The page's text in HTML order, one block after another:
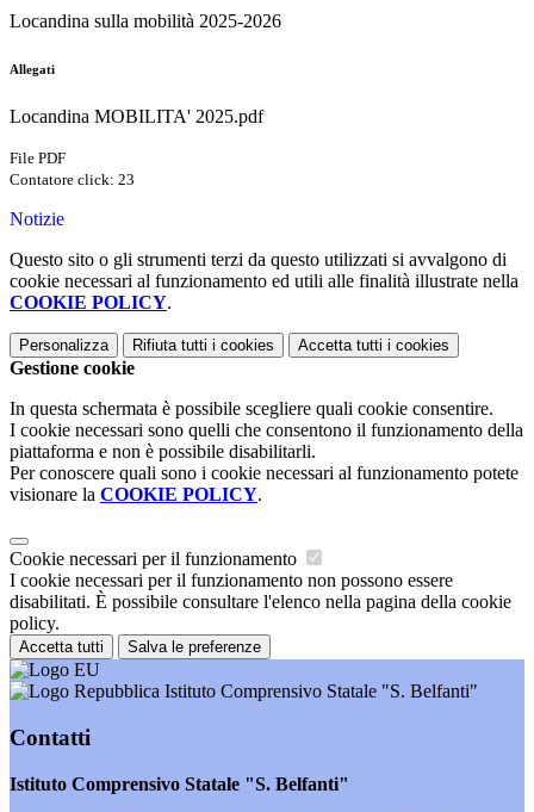
Locandina sulla mobilità 2025-2026
Allegati
Locandina MOBILITA' 2025.pdf
File PDF
Contatore click: 23
Notizie
Questo sito o gli strumenti terzi da questo utilizzati si avvalgono di
cookie necessari al funzionamento ed utili alle finalità illustrate nella
COOKIE POLICY.
Personalizza Rifiuta tutti i cookies Accetta tutti i cookies
Gestione cookie
In questa schermata è possibile scegliere quali cookie consentire.
I cookie necessari sono quelli che consentono il funzionamento della
piattaforma e non è possibile disabilitarli.
Per conoscere quali sono i cookie necessari al funzionamento potete
visionare la COOKIE POLICY.
Cookie necessari per il funzionamento
I cookie necessari per il funzionamento non possono essere
disabilitati. È possibile consultare l'elenco nella pagina della cookie
policy.
Accetta tutti Salva le preferenze
Istituto Comprensivo Statale "S. Belfanti"
Contatti
Istituto Comprensivo Statale "S. Belfanti"